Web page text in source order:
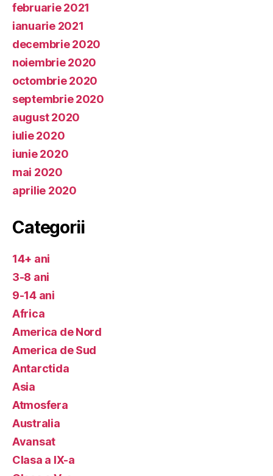
februarie 2021
ianuarie 2021
decembrie 2020
noiembrie 2020
octombrie 2020
septembrie 2020
august 2020
iulie 2020
iunie 2020
mai 2020
aprilie 2020
Categorii
14+ ani
3-8 ani
9-14 ani
Africa
America de Nord
America de Sud
Antarctida
Asia
Atmosfera
Australia
Avansat
Clasa a IX-a